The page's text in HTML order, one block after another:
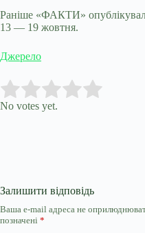
Раніше «ФАКТИ»
13 — 19 жовтня.
Джерело
Rate this item:
No votes yet.
Залишити відповідь
Ваша e-mail адреса не
позначені *